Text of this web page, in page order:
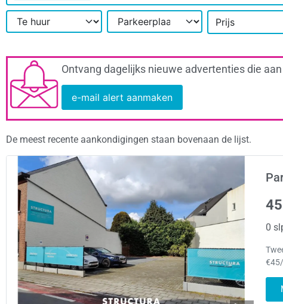
Prijs
Ontvang dagelijks nieuwe advertenties die
e-mail alert aanmaken
De meest recente aankondigingen staan bovenaan de lijst.
0